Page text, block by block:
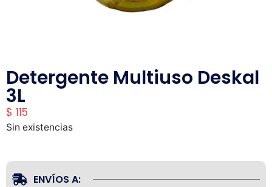
Detergente Multiuso Deskal
3L
$ 115
Sin existencias
ENVÍOS A: